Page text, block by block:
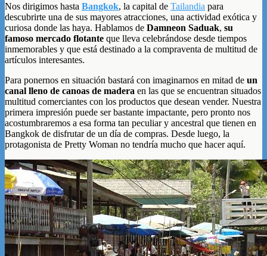
Nos dirigimos hasta Bangkok, la capital de Tailandia para
descubrirte una de sus mayores atracciones, una actividad exótica y
curiosa donde las haya. Hablamos de Damneon Saduak, su
famoso mercado flotante que lleva celebrándose desde tiempos
inmemorables y que está destinado a la compraventa de multitud de
artículos interesantes.
Para ponernos en situación bastará con imaginarnos en mitad de un
canal lleno de canoas de madera en las que se encuentran situados
multitud comerciantes con los productos que desean vender. Nuestra
primera impresión puede ser bastante impactante, pero pronto nos
acostumbraremos a esa forma tan peculiar y ancestral que tienen en
Bangkok de disfrutar de un día de compras. Desde luego, la
protagonista de Pretty Woman no tendría mucho que hacer aquí.